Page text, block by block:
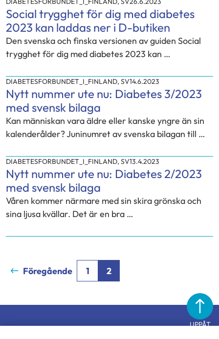
Social trygghet för dig med diabetes
2023 kan laddas ner i D-butiken
Den svenska och finska versionen av guiden Social
trygghet för dig med diabetes 2023 kan …
DIABETESFORBUNDET_I_FINLAND, SV14.6.2023
Nytt nummer ute nu: Diabetes 3/2023
med svensk bilaga
Kan människan vara äldre eller kanske yngre än sin
kalenderålder? Juninumret av svenska bilagan till …
DIABETESFORBUNDET_I_FINLAND, SV13.4.2023
Nytt nummer ute nu: Diabetes 2/2023
med svensk bilaga
Våren kommer närmare med sin skira grönska och
sina ljusa kvällar. Det är en bra …
Föregående 1 2
UPPÅT